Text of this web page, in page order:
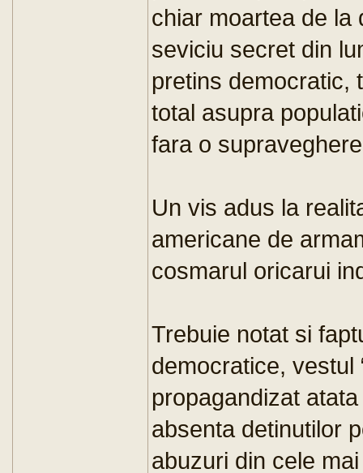
chiar moartea de la
seviciu secret din
pretins democratic,
total asupra
fara o
Un vis adus la
americane de
cosmarul oricarui
Trebuie notat si
democratice, vestul
propagandizat
absenta detinutilor
abuzuri din cele